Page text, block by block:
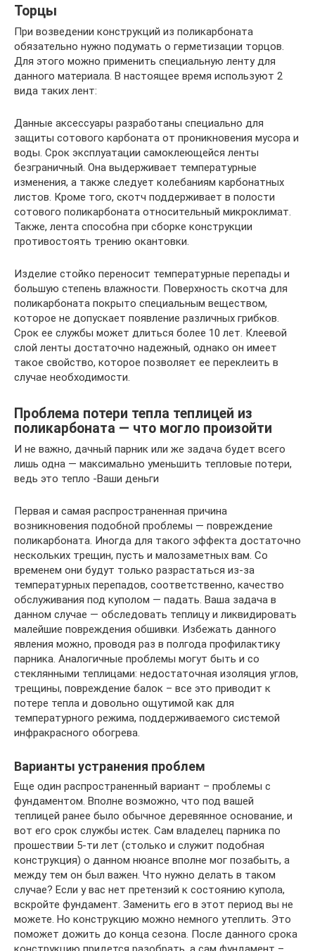
Торцы
При возведении конструкций из поликарбоната
обязательно нужно подумать о герметизации торцов.
Для этого можно применить специальную ленту для
данного материала. В настоящее время используют 2
вида таких лент:
Данные аксессуары разработаны специально для
защиты сотового карбоната от проникновения мусора и
воды. Срок эксплуатации самоклеющейся ленты
безграничный. Она выдерживает температурные
изменения, а также следует колебаниям карбонатных
листов. Кроме того, скотч поддерживает в полости
сотового поликарбоната относительный микроклимат.
Также, лента способна при сборке конструкции
противостоять трению окантовки.
Изделие стойко переносит температурные перепады и
большую степень влажности. Поверхность скотча для
поликарбоната покрыто специальным веществом,
которое не допускает появление различных грибков.
Срок ее службы может длиться более 10 лет. Клеевой
слой ленты достаточно надежный, однако он имеет
такое свойство, которое позволяет ее переклеить в
случае необходимости.
Проблема потери тепла теплицей из
поликарбоната — что могло произойти
И не важно, дачный парник или же задача будет всего
лишь одна — максимально уменьшить тепловые потери,
ведь это тепло -Ваши деньги
Первая и самая распространенная причина
возникновения подобной проблемы — повреждение
поликарбоната. Иногда для такого эффекта достаточно
нескольких трещин, пусть и малозаметных вам. Со
временем они будут только разрастаться из-за
температурных перепадов, соответственно, качество
обслуживания под куполом — падать. Ваша задача в
данном случае — обследовать теплицу и ликвидировать
малейшие повреждения обшивки. Избежать данного
явления можно, проводя раз в полгода профилактику
парника. Аналогичные проблемы могут быть и со
стеклянными теплицами: недостаточная изоляция углов,
трещины, повреждение балок – все это приводит к
потере тепла и довольно ощутимой как для
температурного режима, поддерживаемого системой
инфракрасного обогрева.
Варианты устранения проблем
Еще один распространенный вариант – проблемы с
фундаментом. Вполне возможно, что под вашей
теплицей ранее было обычное деревянное основание, и
вот его срок службы истек. Сам владелец парника по
прошествии 5-ти лет (столько и служит подобная
конструкция) о данном нюансе вполне мог позабыть, а
между тем он был важен. Что нужно делать в таком
случае? Если у вас нет претензий к состоянию купола,
вскройте фундамент. Заменить его в этот период вы не
можете. Но конструкцию можно немного утеплить. Это
поможет дожить до конца сезона. После данного срока